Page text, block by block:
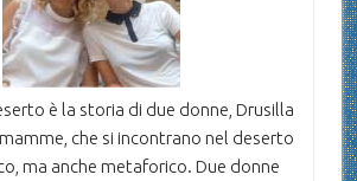
è la storia di due donne, Drusilla
che si incontrano nel deserto
ma anche metaforico. Due donne